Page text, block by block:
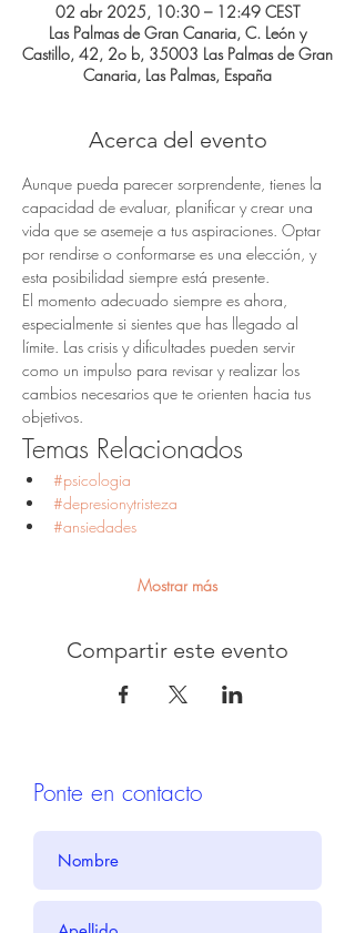
02 abr 2025, 10:30 – 12:49 CEST
Las Palmas de Gran Canaria, C. León y
Castillo, 42, 2o b, 35003 Las Palmas de Gran
Canaria, Las Palmas, España
Acerca del evento
Aunque pueda parecer sorprendente, tienes la
capacidad de evaluar, planificar y crear una
vida que se asemeje a tus aspiraciones. Optar
por rendirse o conformarse es una elección, y
esta posibilidad siempre está presente.
El momento adecuado siempre es ahora,
especialmente si sientes que has llegado al
límite. Las crisis y dificultades pueden servir
como un impulso para revisar y realizar los
cambios necesarios que te orienten hacia tus
objetivos.
Temas Relacionados
#psicologia
#depresionytristeza
#ansiedades
Mostrar más
Compartir este evento
Ponte en contacto